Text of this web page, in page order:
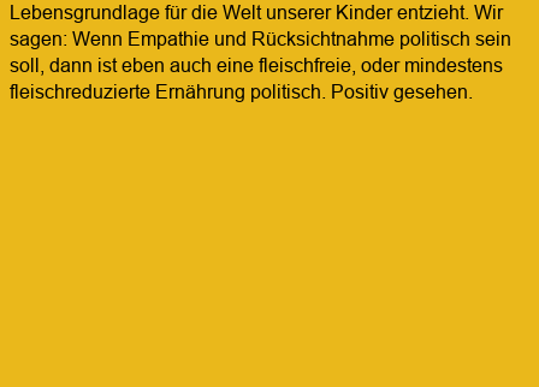
Lebensgrundlage für die Welt unserer Kinder entzieht. Wir
sagen: Wenn Empathie und Rücksichtnahme politisch sein
soll, dann ist eben auch eine fleischfreie, oder mindestens
fleischreduzierte Ernährung politisch. Positiv gesehen.